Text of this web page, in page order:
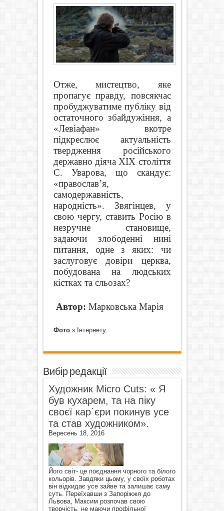
Отже, мистецтво, яке
пропагує правду, повсякчас
пробуджуватиме публіку від
остаточного збайдужіння, а
«Левіафан» вкотре
підкреслює актуальність
твердження російського
державно діяча ХІХ століття
С. Уварова, що скандує:
«православ’я,
самодержавність,
народність». Звягінцев, у
свою чергу, ставить Росію в
незручне становище,
задаючи злободенні нині
питання, одне з яких: чи
заслуговує довіри церква,
побудована на людських
кістках та сльозах?
Автор: Марковська Марія
Фотоз Інтернету
Вибір редакції
Художник Micro Cuts: « Я
був кухарем, та на піку
своєї кар`єри покинув усе
та став художником».
Вересень 18, 2016
Його світ- це поєднання чорного та білого
кольорів. Завдяки цьому, у своїх роботах
він відкидає усе зайве та залишає саму
суть. Переїхавши з Запоріжжя до
Львова, Максим розпочав свою
творчість, не маючи профільної